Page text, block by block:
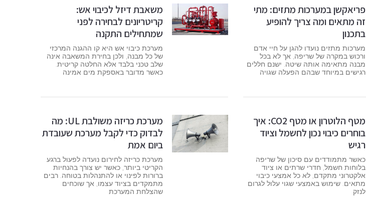
פריאקשן במערכות מתזים: מתי
זה מתאים ומה צריך להופיע
בתכנון
מערכות מתזים נועדו להגן על חיי אדם
ורכוש במקרה של שריפה, אך לא בכל
מבנה מתאימה אותה שיטה. ישנם חללים
רגישים במיוחד שבהם הפעלה שגויה
משאבת דיזל לכיבוי אש:
קריטריונים לבחירה לפני
שמתחילים התקנה
מערכת כיבוי אש היא קו ההגנה המרכזי
של כל מבנה, ולכן בחירת המשאבה אינה
שלב טכני בלבד אלא החלטה קריטית.
כאשר מדובר באספקת מים אמינה
מטף הלוטרון או מטף CO2: איך
בוחרים כיבוי נכון לחשמל וציוד
רגיש
כאשר מתמודדים עם סיכון של שריפה
בלוחות חשמל, חדרי שרתים או ציוד
אלקטרוני מתקדם, לא כל אמצעי כיבוי
מתאים. שימוש באמצעי שגוי עלול לגרום
לנזק
מערכת כריזה משולבת UL: מה
לבדוק כדי לקבל מערכת שעובדת
ביום אמת
מערכת כריזה לחירום נועדה לפעול ברגע
הקריטי ביותר, כאשר יש צורך בהנחיות
ברורות לפינוי או להתנהלות בטוחה. רבים
מתמקדים בציוד עצמו, אך שוכחים
שהצלחת המערכת